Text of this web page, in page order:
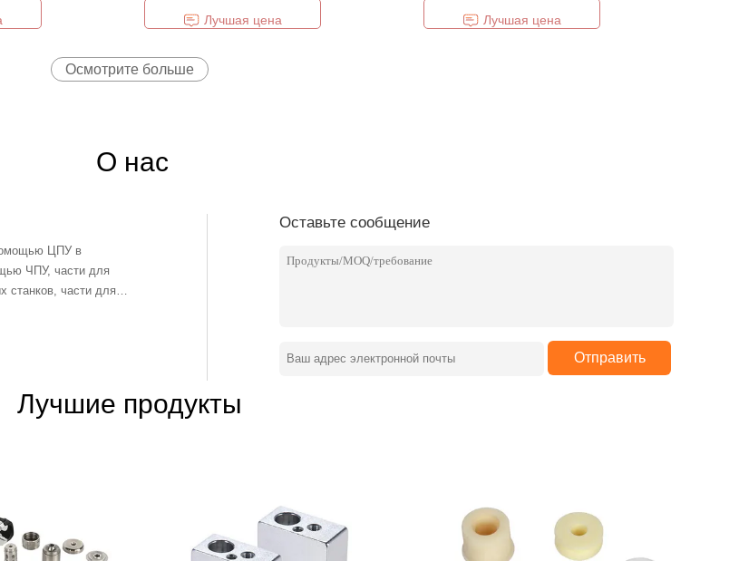
Лучшая цена Лучшая цена
Осмотрите больше
О нас
ЦПУ в
ЧПУ, части для
станков, части для
обработку готовой и
материала, учета
инженеры, машинисты и
программистов,
выполнять заказы
Оставьте сообщение
Отправить
Лучшие продукты